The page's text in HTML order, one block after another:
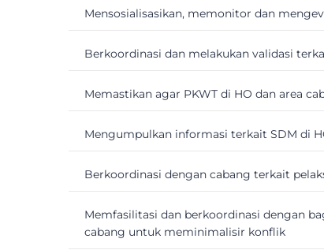
Mensosialisasikan, memonitor dan
Berkoordinasi dan melakukan validasi
Memastikan agar PKWT di HO dan area
Mengumpulkan informasi terkait SDM di
Berkoordinasi dengan cabang terkait
Memfasilitasi dan berkoordinasi dengan
cabang untuk meminimalisir konflik